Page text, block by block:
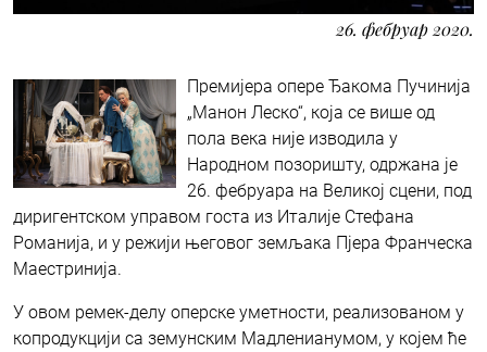
26. фебруар 2020.
Премијера опере Ђакома Пучинија
„Манон Леско“, која се више од
пола века није изводила у
Народном позоришту, одржана је
26. фебруара на Великој сцени, под
диригентском управом госта из Италије Стефана
Романија, и у режији његовог земљака Пјера Франческа
Маестринија.
У овом ремек-делу оперске уметности, реализованом у
копродукцији са земунским Мадленианумом, у којем ће